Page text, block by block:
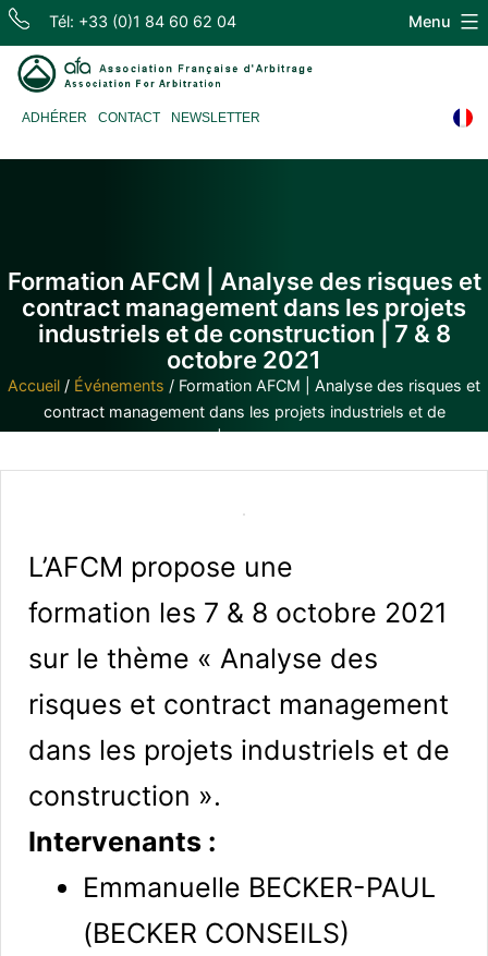
Skip
content
Tél: +33 (0)1 84 60 62 04
d'Arbitrage
ADHÉRER CONTACT NEWSLETTER
Menu
Formation AFCM | Analyse des risques et
contract management dans les projets
industriels et de construction | 7 & 8
octobre 2021
Accueil / Événements / Formation AFCM | Analyse des risques et
contract management dans les projets industriels et de
construction | 7 & 8 octobre 2021
L’AFCM propose une
formation les 7 & 8 octobre 2021
sur le thème « Analyse des
risques et contract management
dans les projets industriels et de
construction ».
Intervenants :
Emmanuelle BECKER-PAUL
(BECKER CONSEILS)